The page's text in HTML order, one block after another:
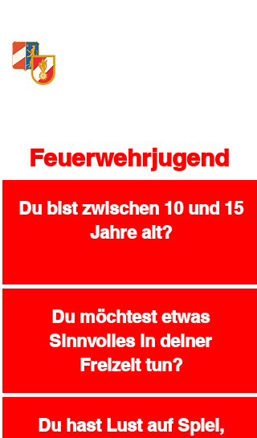
Feuerwehrjugend
Du bist zwischen 10 und 15
Jahre alt?
Du möchtest etwas
Sinnvolles in deiner
Freizeit tun?
Du hast Lust auf Spiel,